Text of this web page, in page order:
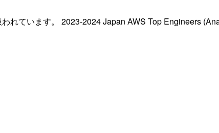
れています。 2023-2024 Japan AWS Top Engineers